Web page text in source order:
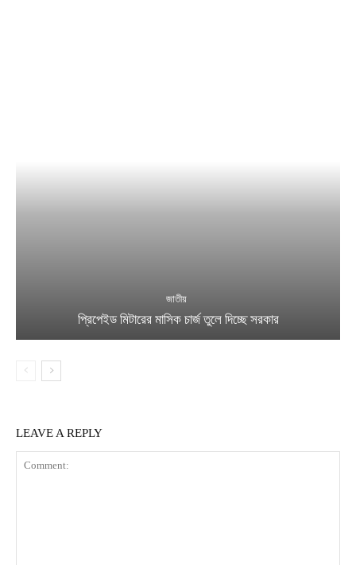
জাতীয়
প্রিপেইড মিটারের মাসিক চার্জ তুলে দিচ্ছে সরকার
LEAVE A REPLY